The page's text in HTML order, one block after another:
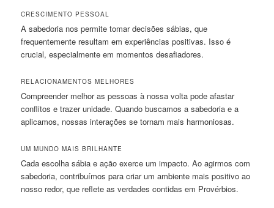
CRESCIMENTO PESSOAL
A sabedoria nos permite tomar decisões sábias, que
frequentemente resultam em experiências positivas. Isso é
crucial, especialmente em momentos desafiadores.
RELACIONAMENTOS MELHORES
Compreender melhor as pessoas à nossa volta pode afastar
conflitos e trazer unidade. Quando buscamos a sabedoria e a
aplicamos, nossas interações se tornam mais harmoniosas.
UM MUNDO MAIS BRILHANTE
Cada escolha sábia e ação exerce um impacto. Ao agirmos com
sabedoria, contribuímos para criar um ambiente mais positivo ao
nosso redor, que reflete as verdades contidas em Provérbios.